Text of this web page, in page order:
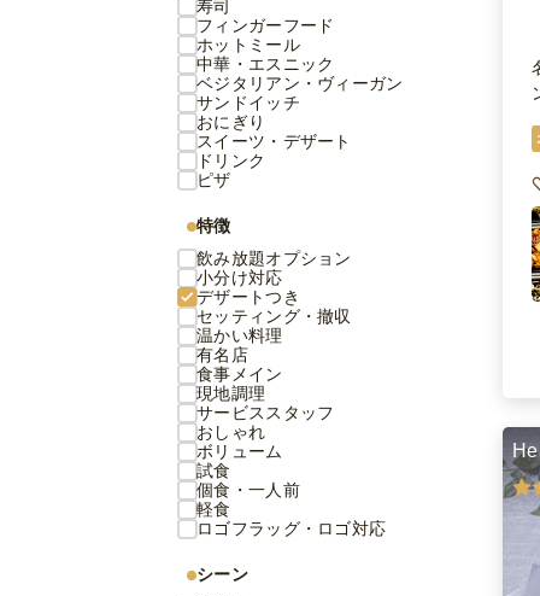
寿司
フィンガーフード
ホットミール
中華・エスニック
ベジタリアン・ヴィーガン
サンドイッチ
おにぎり
スイーツ・デザート
ドリンク
ピザ
特徴
飲み放題オプション
小分け対応
デザートつき
セッティング・撤収
温かい料理
有名店
食事メイン
現地調理
サービススタッフ
おしゃれ
ボリューム
試食
個食・一人前
軽食
ロゴフラッグ・ロゴ対応
シーン